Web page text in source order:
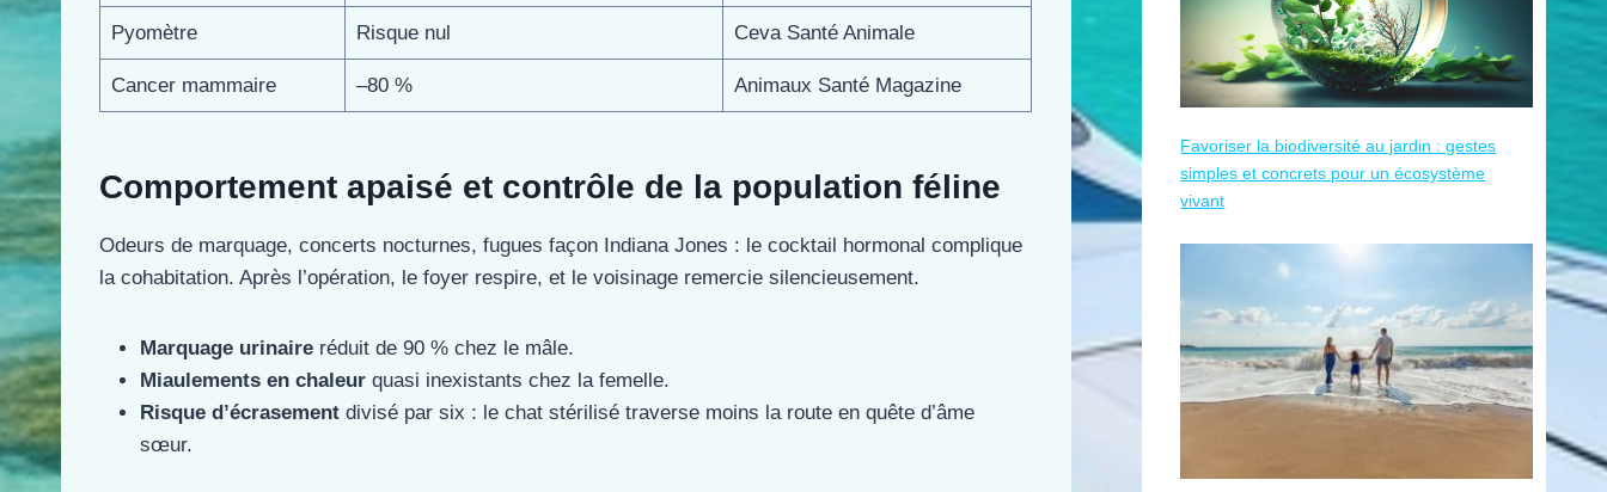
Pyomètre Risque nul Ceva Santé Animale
Cancer mammaire –80 % Animaux Santé Magazine
Comportement apaisé et contrôle de la population féline
Odeurs de marquage, concerts nocturnes, fugues façon Indiana Jones : le cocktail hormonal complique
la cohabitation. Après l’opération, le foyer respire, et le voisinage remercie silencieusement.
Marquage urinaire réduit de 90 % chez le mâle.
Miaulements en chaleur quasi inexistants chez la femelle.
Risque d’écrasement divisé par six : le chat stérilisé traverse moins la route en quête d’âme
sœur.
Favoriser la biodiversité au jardin : gestes
simples et concrets pour un écosystème
vivant